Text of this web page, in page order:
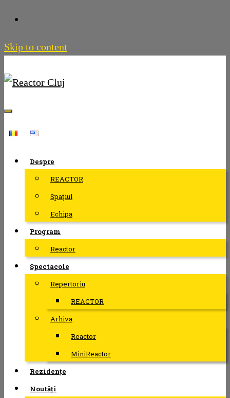
Skip to content
Despre
REACTOR
Spațiul
Echipa
Program
Reactor
Spectacole
Repertoriu
REACTOR
Arhiva
Reactor
MiniReactor
Rezidențe
Noutăți